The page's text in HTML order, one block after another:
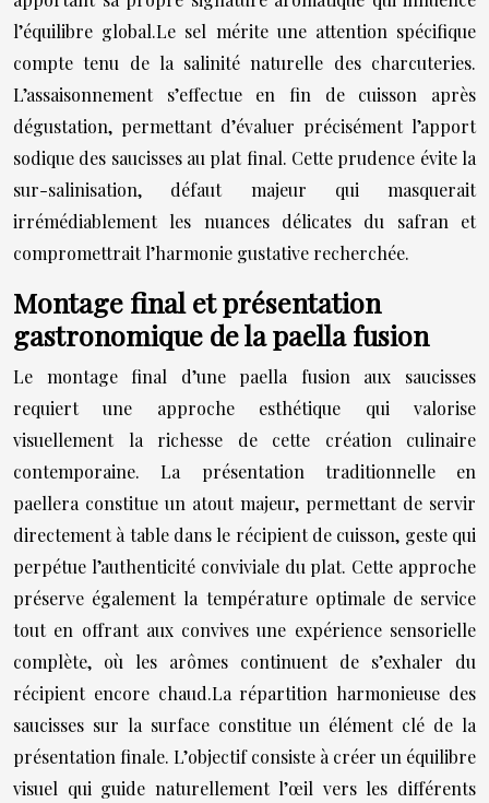
l’équilibre global.Le sel mérite une attention spécifique
compte tenu de la salinité naturelle des charcuteries.
L’assaisonnement s’effectue en fin de cuisson après
dégustation, permettant d’évaluer précisément l’apport
sodique des saucisses au plat final. Cette prudence évite la
sur-salinisation, défaut majeur qui masquerait
irrémédiablement les nuances délicates du safran et
compromettrait l’harmonie gustative recherchée.
Montage final et présentation
gastronomique de la paella fusion
Le montage final d’une paella fusion aux saucisses
requiert une approche esthétique qui valorise
visuellement la richesse de cette création culinaire
contemporaine. La présentation traditionnelle en
paellera constitue un atout majeur, permettant de servir
directement à table dans le récipient de cuisson, geste qui
perpétue l’authenticité conviviale du plat. Cette approche
préserve également la température optimale de service
tout en offrant aux convives une expérience sensorielle
complète, où les arômes continuent de s’exhaler du
récipient encore chaud.La répartition harmonieuse des
saucisses sur la surface constitue un élément clé de la
présentation finale. L’objectif consiste à créer un équilibre
visuel qui guide naturellement l’œil vers les différents